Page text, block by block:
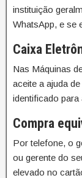
instituição
WhatsApp, e se
Caixa
Nas Máquinas
aceite a ajuda
identificado para
Compra
Por telefone, o
ou gerente do
elevado no